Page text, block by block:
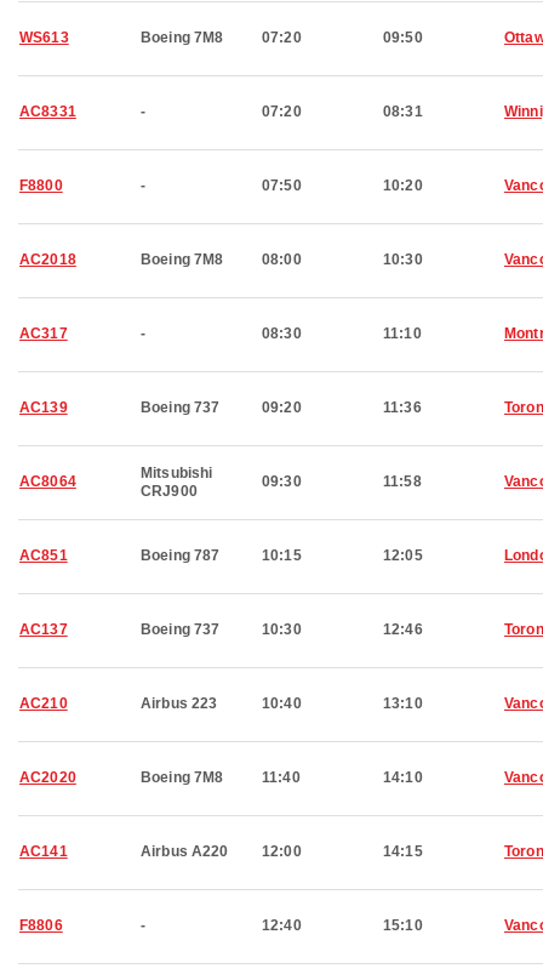
WS613 Boeing 7M8 07:20 09:50
AC8331 - 07:20 08:31
F8800 - 07:50 10:20
AC2018 Boeing 7M8 08:00 10:30
AC317 - 08:30 11:10
AC139 Boeing 737 09:20 11:36
AC8064
Mitsubishi
CRJ900
09:30 11:58
AC851 Boeing 787 10:15 12:05
AC137 Boeing 737 10:30 12:46
AC210 Airbus 223 10:40 13:10
AC2020 Boeing 7M8 11:40 14:10
AC141 Airbus A220 12:00 14:15
F8806 - 12:40 15:10